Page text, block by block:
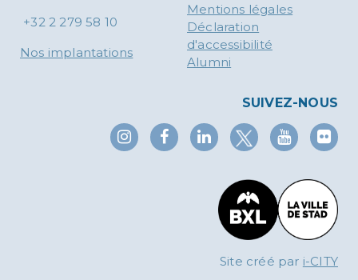
+32 2 279 58 10
Nos implantations
Mentions légales
Déclaration
d'accessibilité
Alumni
SUIVEZ-NOUS
X
Site créé par i-CITY